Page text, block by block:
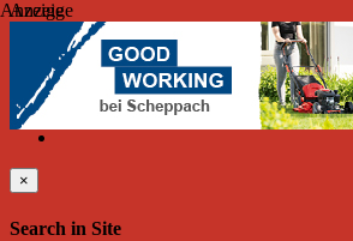
Donnerstag, August 06, 2026
Friend on Facebook Follow on Twitter
Search
×
Search in Site
Anzeige
Anzeige